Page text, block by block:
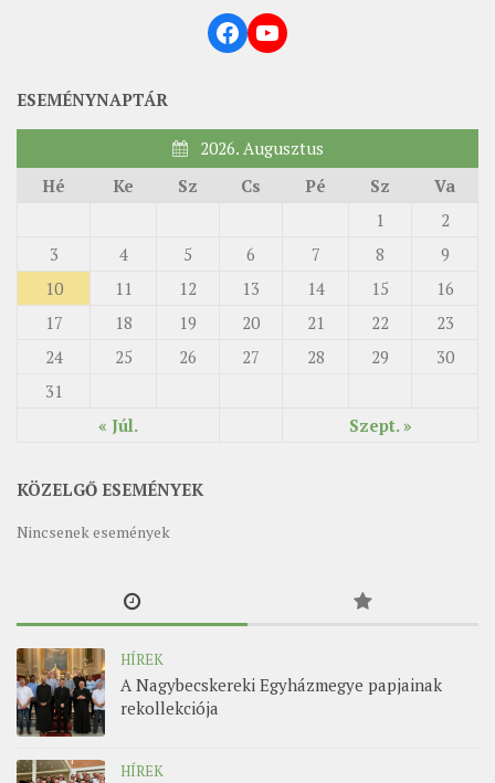
Facebook
YouTube
ESEMÉNYNAPTÁR
2026. Augusztus
Hé
Ke Sz Cs Pé Sz Va
« Júl. Szept. »
1
2
3
4 5 6 7 8
9
10
11 12 13 14 15
16
17
18 19 20 21 22
23
24
25 26 27 28 29
30
31
KÖZELGŐ ESEMÉNYEK
Nincsenek események
HÍREK
A Nagybecskereki Egyházmegye papjainak
rekollekciója
HÍREK